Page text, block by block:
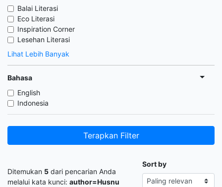
Balai Literasi
Eco Literasi
Inspiration Corner
Lesehan Literasi
Lihat Lebih Banyak
Bahasa
English
Indonesia
Terapkan Filter
Ditemukan 5 dari pencarian Anda
melalui kata kunci: author=Husnu
Sort by